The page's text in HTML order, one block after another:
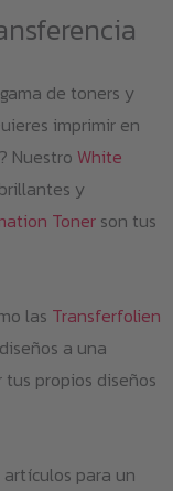
de toners y
imprimir en
Nuestro White
y
Tonerson tus
las Transferfolien
a una
propios diseños
para un